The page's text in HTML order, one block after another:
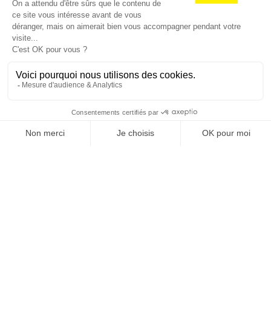
Je suis déjà abonné(e) :je consulte la revue en